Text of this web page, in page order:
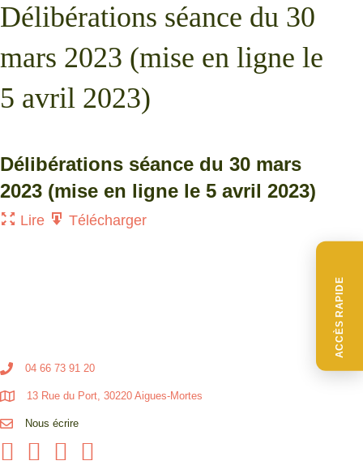
ACCÈS RAPIDE
Délibérations séance du 30
mars 2023 (mise en ligne le
5 avril 2023)
Délibérations séance du 30 mars
2023 (mise en ligne le 5 avril 2023)
Lire Télécharger
04 66 73 91 20
13 Rue du Port, 30220 Aigues-Mortes
Nous écrire